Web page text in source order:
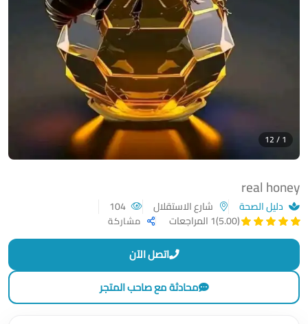
real honey
دليل الصحة شارع الاستقلال
(5.00)
1 المراجعات مشاركة
1 / 12
اتصل الآن
محادثة مع صاحب المتجر